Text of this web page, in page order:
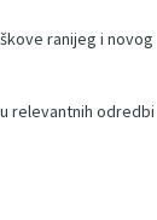
ranijeg i novog
relevantnih odredbi